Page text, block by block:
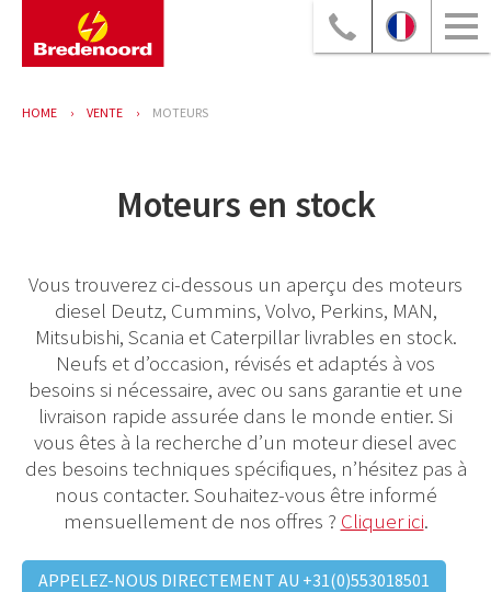
HOME VENTE MOTEURS
Moteurs en stock
Vous trouverez ci-dessous un aperçu des moteurs
diesel Deutz, Cummins, Volvo, Perkins, MAN,
Mitsubishi, Scania et Caterpillar livrables en stock.
Neufs et d’occasion, révisés et adaptés à vos
besoins si nécessaire, avec ou sans garantie et une
livraison rapide assurée dans le monde entier. Si
vous êtes à la recherche d’un moteur diesel avec
des besoins techniques spécifiques, n’hésitez pas à
nous contacter. Souhaitez-vous être informé
mensuellement de nos offres ? Cliquer ici.
APPELEZ-NOUS DIRECTEMENT AU +31(0)553018501